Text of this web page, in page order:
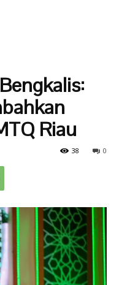
Riau
0
38